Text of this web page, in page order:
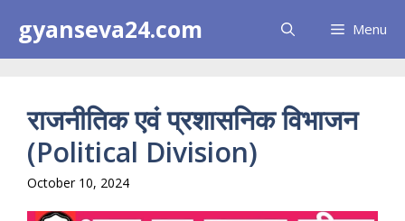
content
gyanseva24.com Menu
राजनीतिक एवं प्रशासनिक विभाजन
(Political Division)
October 10, 2024